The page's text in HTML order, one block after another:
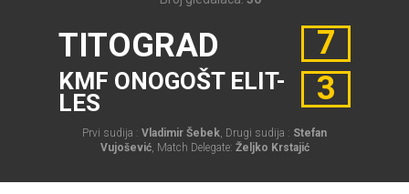
TITOGRAD
KMF ONOGOŠT ELIT-
LES
7
3
Prvi sudija : Vladimir Šebek, Drugi sudija : Stefan
Vujošević, Match Delegate: Željko Krstajić